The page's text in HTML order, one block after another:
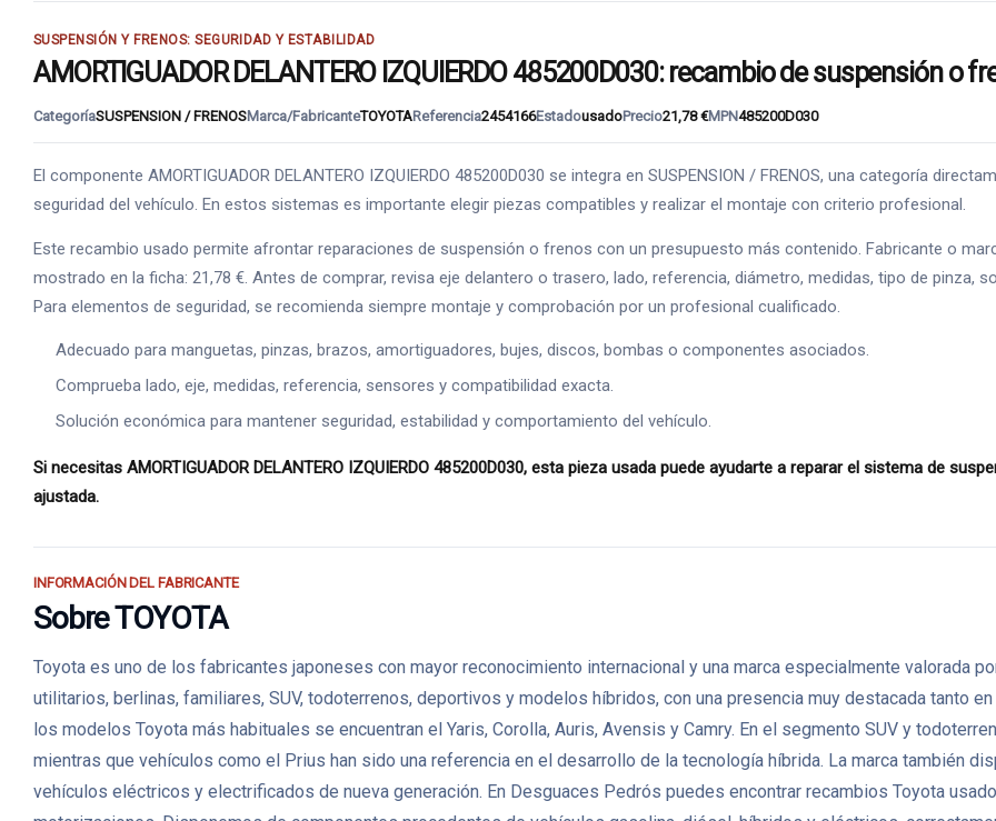
SUSPENSIÓN Y FRENOS: SEGURIDAD Y ESTABILIDAD
AMORTIGUADOR DELANTERO IZQUIERDO 485200D030: recambio de suspensión o
CategoríaSUSPENSION / FRENOSMarca/FabricanteTOYOTAReferencia2454166EstadousadoPrecio21,78 €MPN485200D030
El componente AMORTIGUADOR DELANTERO IZQUIERDO 485200D030 se integra en SUSPENSION / FRENOS, una categoría
seguridad del vehículo. En estos sistemas es importante elegir piezas compatibles y realizar el montaje con criterio profesional.
Este recambio usado permite afrontar reparaciones de suspensión o frenos con un presupuesto más contenido. Fabricante o
mostrado en la ficha: 21,78 €. Antes de comprar, revisa eje delantero o trasero, lado, referencia, diámetro, medidas, tipo de pinza,
Para elementos de seguridad, se recomienda siempre montaje y comprobación por un profesional cualificado.
Adecuado para manguetas, pinzas, brazos, amortiguadores, bujes, discos, bombas o componentes asociados.
Comprueba lado, eje, medidas, referencia, sensores y compatibilidad exacta.
Solución económica para mantener seguridad, estabilidad y comportamiento del vehículo.
Si necesitas AMORTIGUADOR DELANTERO IZQUIERDO 485200D030, esta pieza usada puede ayudarte a reparar el sistema de
ajustada.
INFORMACIÓN DEL FABRICANTE
Sobre TOYOTA
Toyota es uno de los fabricantes japoneses con mayor reconocimiento internacional y una marca especialmente valorada
utilitarios, berlinas, familiares, SUV, todoterrenos, deportivos y modelos híbridos, con una presencia muy destacada tanto
los modelos Toyota más habituales se encuentran el Yaris, Corolla, Auris, Avensis y Camry. En el segmento SUV y
mientras que vehículos como el Prius han sido una referencia en el desarrollo de la tecnología híbrida. La marca también
vehículos eléctricos y electrificados de nueva generación. En Desguaces Pedrós puedes encontrar recambios Toyota